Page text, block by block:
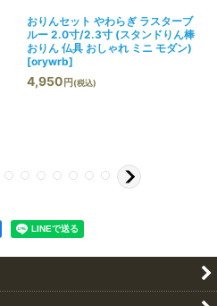
おりんセット やわらぎ ラスターブ
ルー 2.0寸/2.3寸 (スタンドりん棒
おりん 仏具 おしゃれ ミニ モダン)
[orywrb]
4,950 円 (税込)